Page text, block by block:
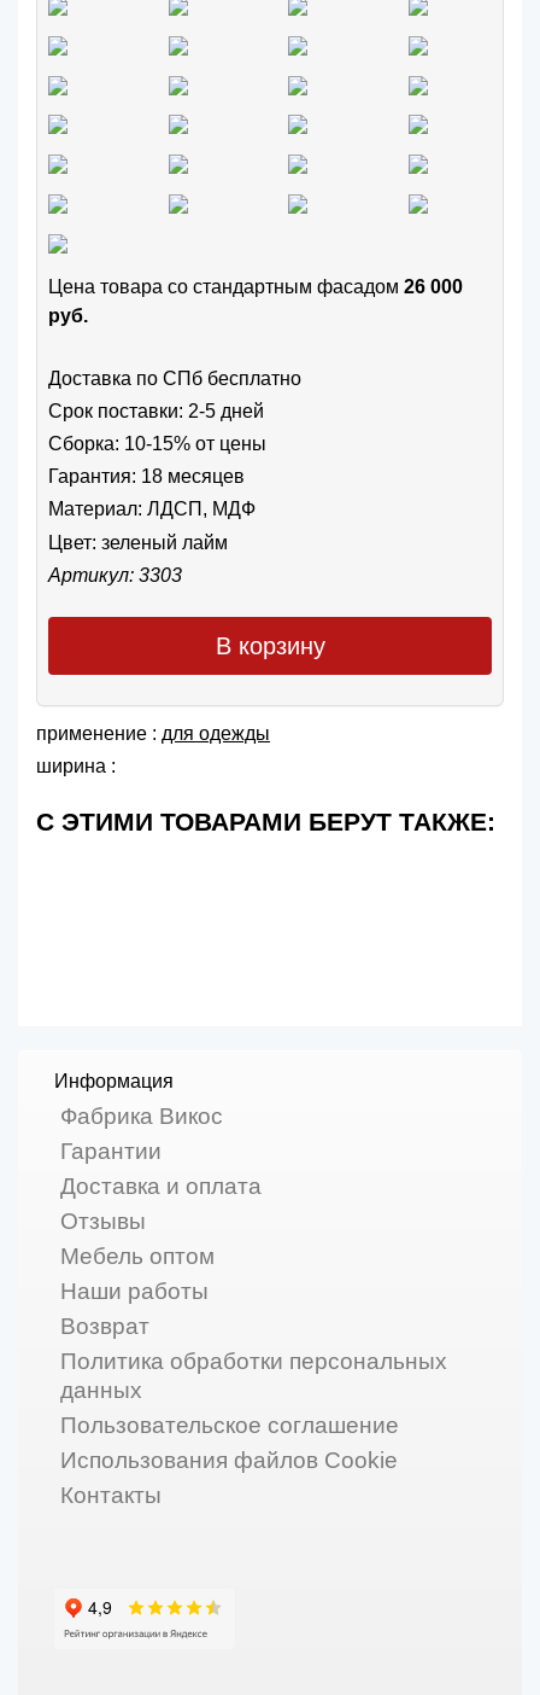
Цена товара cо стандартным фасадом 26 000
руб.
Доставка по СПб бесплатно
Срок поставки: 2-5 дней
Сборка: 10-15% от цены
Гарантия: 18 месяцев
Материал: ЛДСП, МДФ
Цвет: зеленый лайм
Артикул: 3303
В корзину
применение : для одежды
ширина :
С ЭТИМИ ТОВАРАМИ БЕРУТ ТАКЖЕ:
Информация
Фабрика Викос
Гарантии
Доставка и оплата
Отзывы
Мебель оптом
Наши работы
Возврат
Политика обработки персональных
данных
Пользовательское соглашение
Использования файлов Cookie
Контакты